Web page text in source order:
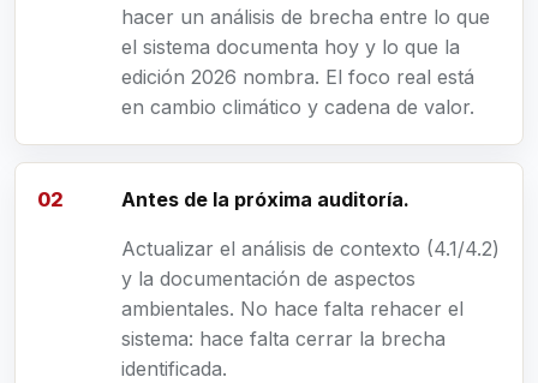
hacer un análisis de brecha entre lo que
el sistema documenta hoy y lo que la
edición 2026 nombra. El foco real está
en cambio climático y cadena de valor.
Antes de la próxima auditoría.
Actualizar el análisis de contexto (4.1/4.2)
y la documentación de aspectos
ambientales. No hace falta rehacer el
sistema: hace falta cerrar la brecha
identificada.